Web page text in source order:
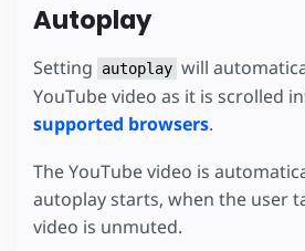
Autoplay
Setting autoplay will
YouTube video as it is scrolled
supported browsers.
The YouTube video is
autoplay starts, when the user
video is unmuted.